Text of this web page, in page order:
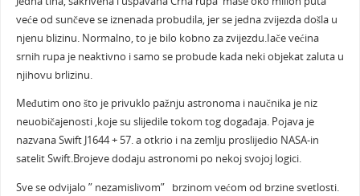
veće od sunčeve se iznenada probudila, jer se jedna zvijezda došla u
njenu blizinu. Normalno, to je bilo kobno za zvijezdu.Iače većina
srnih rupa je neaktivno i samo se probude kada neki objekat zaluta u
njihovu brlizinu.
Međutim ono što je privuklo pažnju astronoma i naučnika je niz
neuobičajenosti ,koje su slijedile tokom tog događaja. Pojava je
nazvana Swift J1644 + 57. a otkrio i na zemlju proslijedio NASA-in
satelit Swift.Brojeve dodaju astronomi po nekoj svojoj logici.
Sve se odvijalo ” nezamislivom” brzinom većom od brzine svetlosti.